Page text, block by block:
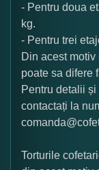
- Pentru doua
kg.
- Pentru trei
Din acest motiv
poate sa difere
Pentru detalii
contactați la
Torturile